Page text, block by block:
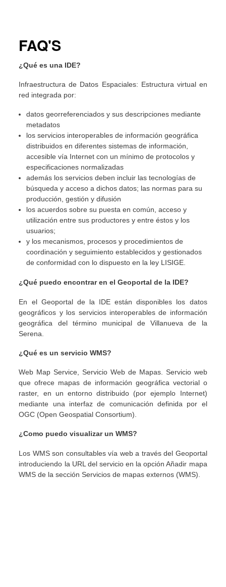
FAQ'S
¿Qué es una IDE?
Infraestructura de Datos Espaciales: Estructura virtual en
red integrada por:
datos georreferenciados y sus descripciones mediante
metadatos
los servicios interoperables de información geográfica
distribuidos en diferentes sistemas de información,
accesible vía Internet con un mínimo de protocolos y
especificaciones normalizadas
además los servicios deben incluir las tecnologías de
búsqueda y acceso a dichos datos; las normas para su
producción, gestión y difusión
los acuerdos sobre su puesta en común, acceso y
utilización entre sus productores y entre éstos y los
usuarios;
y los mecanismos, procesos y procedimientos de
coordinación y seguimiento establecidos y gestionados
de conformidad con lo dispuesto en la ley LISIGE.
¿Qué puedo encontrar en el Geoportal de la IDE?
En el Geoportal de la IDE están disponibles los datos
geográficos y los servicios interoperables de información
geográfica del término municipal de Villanueva de la
Serena.
¿Qué es un servicio WMS?
Web Map Service, Servicio Web de Mapas. Servicio web
que ofrece mapas de información geográfica vectorial o
raster, en un entorno distribuido (por ejemplo Internet)
mediante una interfaz de comunicación definida por el
OGC (Open Geospatial Consortium).
¿Como puedo visualizar un WMS?
Los WMS son consultables vía web a través del Geoportal
introduciendo la URL del servicio en la opción Añadir mapa
WMS de la sección Servicios de mapas externos (WMS).